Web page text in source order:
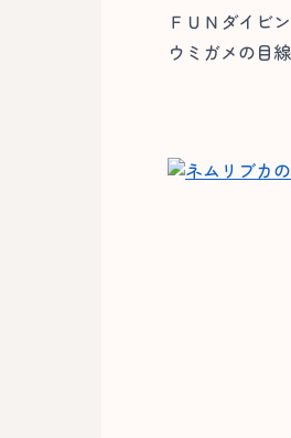
ＦＵＮダイビ
ウミガメの目